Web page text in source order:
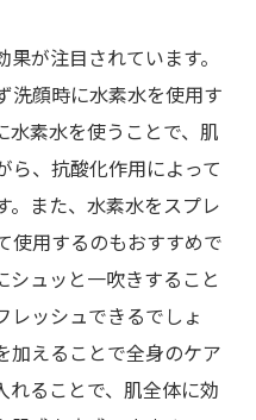
が注目されています。
洗顔時に水素水を使用す
水素水を使うことで、肌
ら、抗酸化作用によって
。また、水素水をスプレ
使用するのもおすすめで
シュッと一吹きすること
レッシュできるでしょ
加えることで全身のケア
れることで、肌全体に効